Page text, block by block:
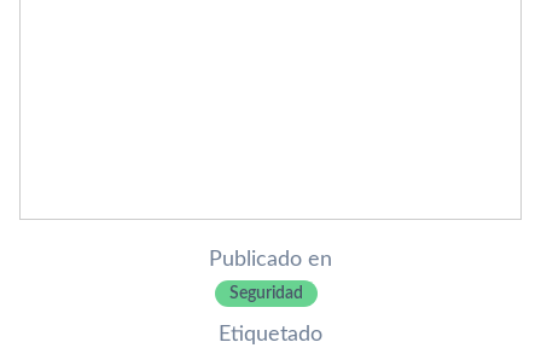
Publicado en
Seguridad
Etiquetado